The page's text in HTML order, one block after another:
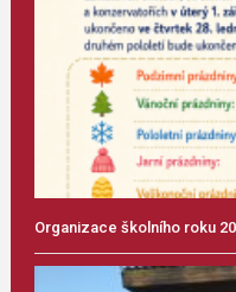
Organizace školního roku